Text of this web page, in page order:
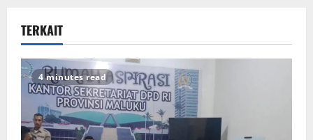
TERKAIT
4 minutes read